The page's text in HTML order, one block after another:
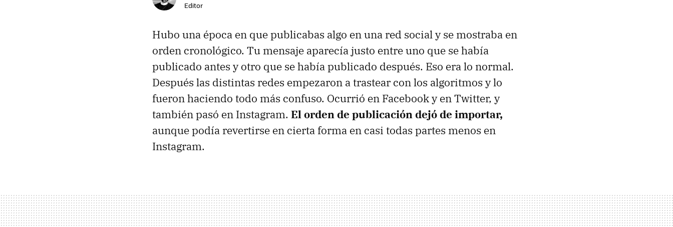
Editor
Hubo una época en que publicabas algo en una red social y se mostraba en
orden cronológico. Tu mensaje aparecía justo entre uno que se había
publicado antes y otro que se había publicado después. Eso era lo normal.
Después las distintas redes empezaron a trastear con los algoritmos y lo
fueron haciendo todo más confuso. Ocurrió en Facebook y en Twitter, y
también pasó en Instagram. El orden de publicación dejó de importar,
aunque podía revertirse en cierta forma en casi todas partes menos en
Instagram.